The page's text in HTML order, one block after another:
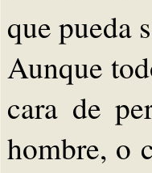
que pueda
Aunque
cara de
hombre, o